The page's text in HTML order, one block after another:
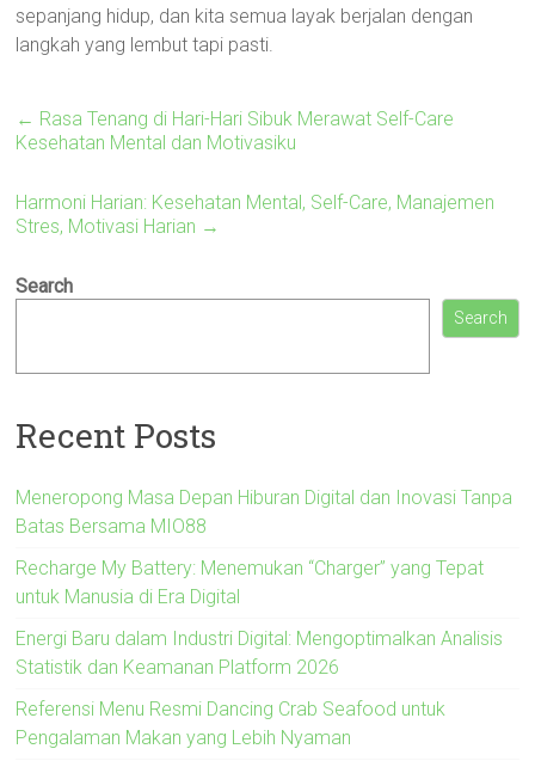
sepanjang hidup, dan kita semua layak berjalan dengan
langkah yang lembut tapi pasti.
← Rasa Tenang di Hari-Hari Sibuk Merawat Self-Care
Kesehatan Mental dan Motivasiku
Harmoni Harian: Kesehatan Mental, Self-Care, Manajemen
Stres, Motivasi Harian →
Search
Search
Recent Posts
Meneropong Masa Depan Hiburan Digital dan Inovasi Tanpa
Batas Bersama MIO88
Recharge My Battery: Menemukan “Charger” yang Tepat
untuk Manusia di Era Digital
Energi Baru dalam Industri Digital: Mengoptimalkan Analisis
Statistik dan Keamanan Platform 2026
Referensi Menu Resmi Dancing Crab Seafood untuk
Pengalaman Makan yang Lebih Nyaman